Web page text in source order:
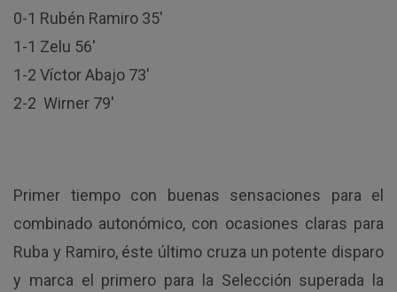
0-1 Rubén Ramiro 35′
1-1 Zelu 56′
1-2 Víctor Abajo 73′
2-2 Wirner 79′
Primer tiempo con buenas sensaciones para el
combinado autonómico, con ocasiones claras para
Ruba y Ramiro, éste último cruza un potente disparo
y marca el primero para la Selección superada la